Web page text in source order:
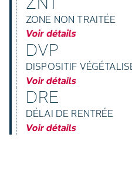
ZONE NON TRAITÉE
Voir détails
DVP
DISPOSITIF
Voir détails
DRE
DÉLAI DE RENTRÉE
Voir détails